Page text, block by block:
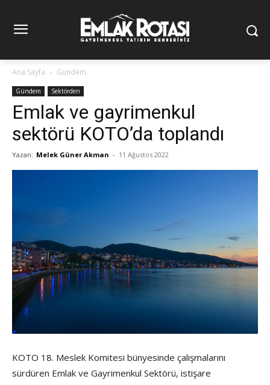
Ana Sayfa Gündem
Gündem Sektörden
Emlak ve gayrimenkul
sektörü KOTO’da toplandı
Yazan: Melek Güner Akman - 11 Ağustos 2022
KOTO 18. Meslek Komitesi bünyesinde çalışmalarını
sürdüren Emlak ve Gayrimenkul Sektörü, istişare